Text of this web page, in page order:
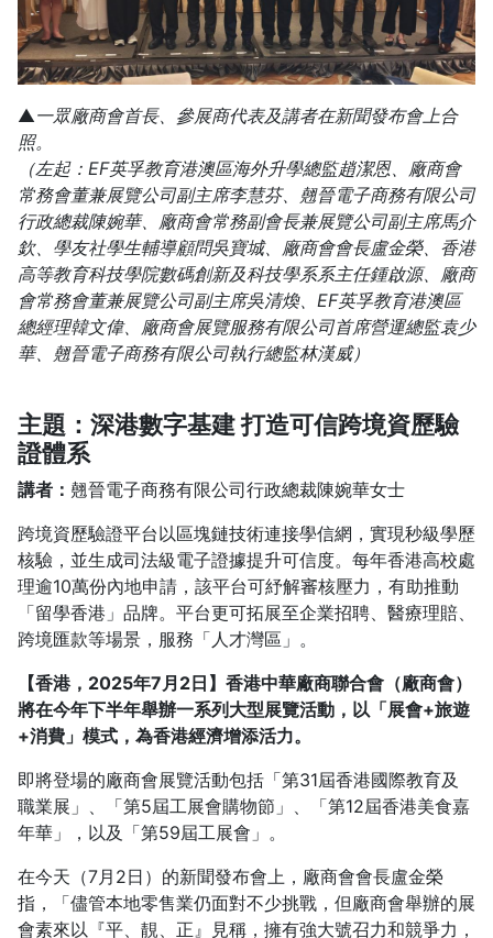
▲一眾廠商會首長、參展商代表及講者在新聞發布會上合
照。
（左起：EF英孚教育港澳區海外升學總監趙潔恩、廠商會
常務會董兼展覽公司副主席李慧芬、翹晉電子商務有限公司
行政總裁陳婉華、廠商會常務副會長兼展覽公司副主席馬介
欽、學友社學生輔導顧問吳寶城、廠商會會長盧金榮、香港
高等教育科技學院數碼創新及科技學系系主任鍾啟源、廠商
會常務會董兼展覽公司副主席吳清煥、EF英孚教育港澳區
總經理韓文偉、廠商會展覽服務有限公司首席營運總監袁少
華、翹晉電子商務有限公司執行總監林漢威）
主題：深港數字基建 打造可信跨境資歷驗
證體系
講者： 翹晉電子商務有限公司行政總裁陳婉華女士
跨境資歷驗證平台以區塊鏈技術連接學信網，實現秒級學歷
核驗，並生成司法級電子證據提升可信度。每年香港高校處
理逾10萬份內地申請，該平台可紓解審核壓力，有助推動
「留學香港」品牌。平台更可拓展至企業招聘、醫療理賠、
跨境匯款等場景，服務「人才灣區」。
【香港，2025年7月2日】香港中華廠商聯合會（廠商會）
將在今年下半年舉辦一系列大型展覽活動，以「展會+旅遊
+消費」模式，為香港經濟增添活力。
即將登場的廠商會展覽活動包括「第31屆香港國際教育及
職業展」、「第5屆工展會購物節」、「第12屆香港美食嘉
年華」，以及「第59屆工展會」。
在今天（7月2日）的新聞發布會上，廠商會會長盧金榮
指，「儘管本地零售業仍面對不少挑戰，但廠商會舉辦的展
會素來以『平、靚、正』見稱，擁有強大號召力和競爭力，